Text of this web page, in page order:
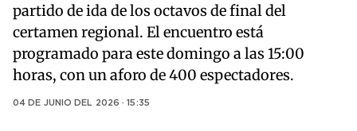
partido de ida de los octavos de final del
certamen regional. El encuentro está
programado para este domingo a las 15:00
horas, con un aforo de 400 espectadores.
04 DE JUNIO DEL 2026 · 15:35